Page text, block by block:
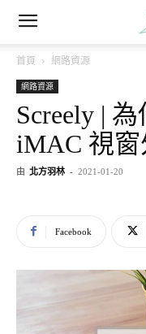
首頁 網路資源
網路資源
Screely |
iMAC 視窗
由 北方羽林 - 2021-01-20
Facebook